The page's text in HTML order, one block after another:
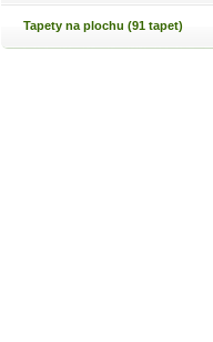
Tapety na plochu (91 tapet)